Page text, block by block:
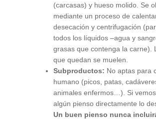
(carcasas) y hueso molido. Se
mediante un proceso de
desecación y centrifugación
todos los líquidos –agua y
grasas que contenga la carne).
que quedan se muelen.
Subproductos: No aptas para
humano (picos, patas,
animales enfermos…). Si
algún pienso directamente lo
Un buen pienso nunca